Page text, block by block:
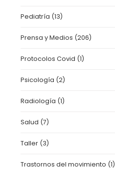
Pediatría (13)
Prensa y Medios (206)
Protocolos Covid (1)
Psicología (2)
Radiología (1)
Salud (7)
Taller (3)
Trastornos del movimiento (1)